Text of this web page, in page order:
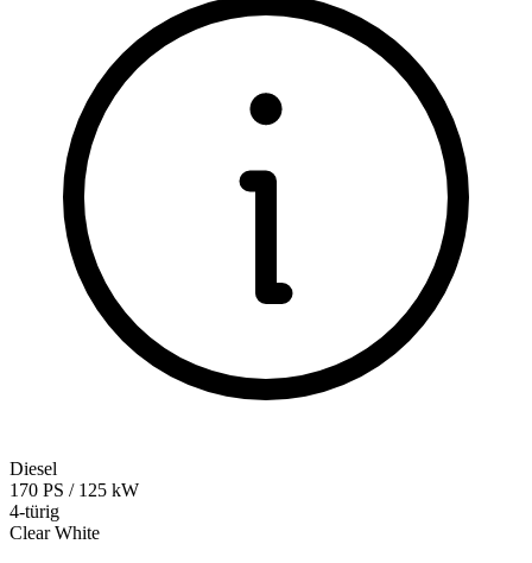
Diesel
170 PS / 125 kW
4-türig
Clear White